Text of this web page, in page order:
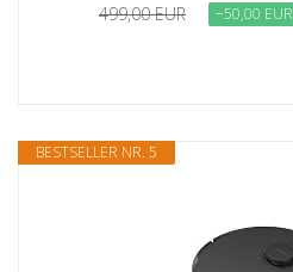
499,00 EUR −50,00 EUR
BESTSELLER NR. 5